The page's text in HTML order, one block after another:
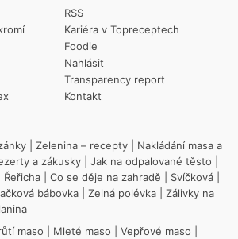
RSS
Kariéra v Topreceptech
Foodie
Nahlásit
Transparency report
Kontakt
Zelenina – recepty
Nakládání masa a
a zákusky Jak na odpalované těsto
Řeřicha Co se děje na zahradě Svíčková
bábovka Zelná polévka
Zálivky na
maso Mleté maso Vepřové maso